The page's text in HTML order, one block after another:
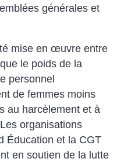
générales et
mise en œuvre entre
le poids de la
personnel
de femmes moins
au harcèlement et à
organisations
Éducation et la CGT
en soutien de la lutte